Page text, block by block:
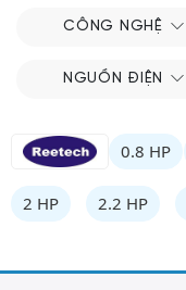
CÔNG NGHỆ
NGUỒN ĐIỆN
0.8 HP
2 HP 2.2 HP